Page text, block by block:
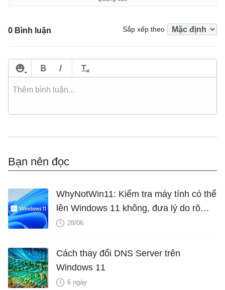
0 Bình luận Sắp xếp theo
Bạn nên đọc
WhyNotWin11: Kiểm tra máy tính có thể
lên Windows 11 không, đưa lý do rõ
ràng28/06
Cách thay đổi DNS Server trên
Windows 11
6 ngày